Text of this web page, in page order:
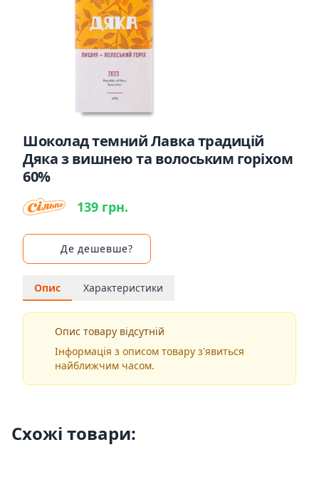
Шоколад темний Лавка традицій
Дяка з вишнею та волоським горіхом
60%
139 грн.
Де дешевше?
Опис Характеристики
Опис товару відсутній
Інформація з описом товару з'явиться
найближчим часом.
Схожі товари: